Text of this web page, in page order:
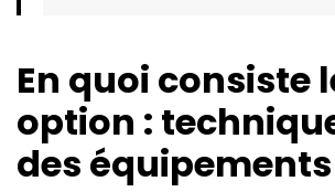
En quoi consiste
option :
des équipements